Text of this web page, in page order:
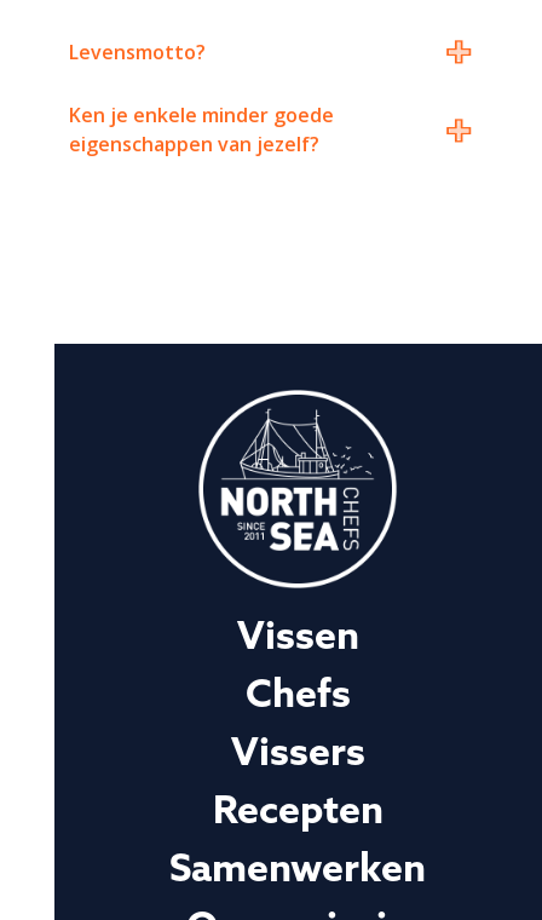
Levensmotto? +
Ken je enkele minder goede
eigenschappen van jezelf?
+
Vissen
Chefs
Vissers
Recepten
Samenwerken